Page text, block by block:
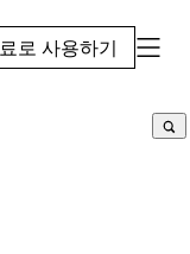
로 사용하기